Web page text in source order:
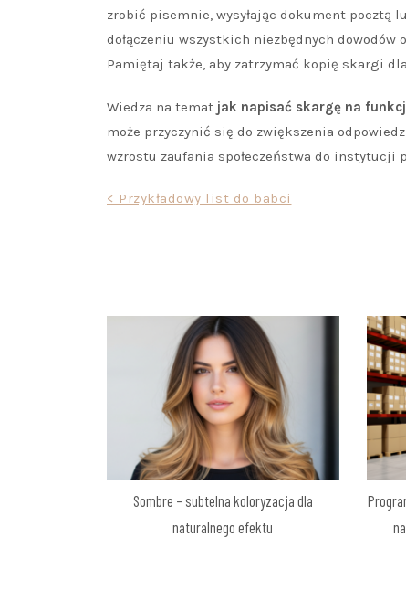
zrobić pisemnie, wysyłając dokument
dołączeniu wszystkich niezbędnych
Pamiętaj także, aby zatrzymać kopię skargi
Wiedza na temat jak napisać skargę na
może przyczynić się do zwiększenia
wzrostu zaufania społeczeństwa do instytucji
Nawigacja
< Przykładowy list do babci
Sombre – subtelna koloryzacja dla
naturalnego efektu